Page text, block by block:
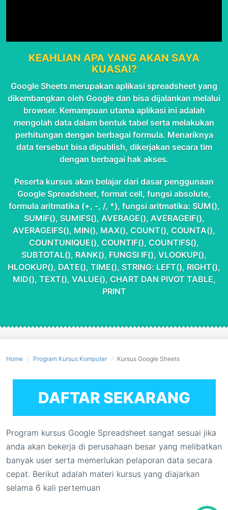
KEAHLIAN APA YANG AKAN SAYA
KUASAI?
Google Sheets merupakan aplikasi spreadsheet yang
dikembangkan oleh Google dan bisa dijalankan melalui
browser. Kemampuan utama aplikasi ini adalah
mengolah data dalam bentuk tabel serta melakukan
perhitungan dengan berbagai formula. Menariknya
data tersebut bisa dipublish, dikerjakan secara tim
dengan berbagai hak akses.
Peserta kursus akan belajar dari dasar penggunaan
Google Spreadsheet, format cell, fungsi absolute,
formula aritmatika (+, -, /, *), fungsi aritmatika: SUM(),
SUMIF(), SUMIFS(), AVERAGE(), AVERAGEIF(),
AVERAGEIFS(), MIN(), MAX(), COUNT(), COUNTA(),
COUNTUNIQUE(), COUNTIF(), COUNTIFS(),
SUBTOTAL(), RANK(), FUNGSI IF(), VLOOKUP(),
HLOOKUP(), DATE(), TIME(), STRING: LEFT(), RIGHT(),
MID(), TEXT(), VALUE(), CHART DAN PIVOT TABLE,
PRINT
Home Program Kursus Komputer Kursus Google Sheets
DAFTAR SEKARANG
Program kursus Google Spreadsheet sangat sesuai jika
anda akan bekerja di perusahaan besar yang melibatkan
banyak user serta memerlukan pelaporan data secara
cepat. Berikut adalah materi kursus yang diajarkan
selama 6 kali pertemuan